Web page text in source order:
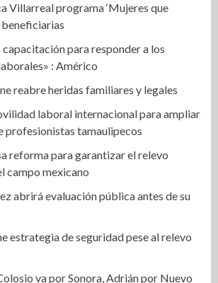
Villarreal programa ‘Mujeres que
beneficiarias
para responder a los
: Américo
reabre heridas familiares y legales
laboral internacional para ampliar
profesionistas tamaulipecos
reforma para garantizar el relevo
campo mexicano
abrirá evaluación pública antes de su
estrategia de seguridad pese al relevo
va por Sonora, Adrián por Nuevo